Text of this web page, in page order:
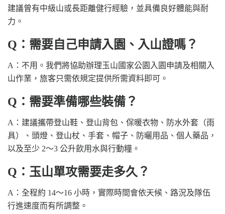
建議曾有中級山或長距離健行經驗，並具備良好體能與耐
力。
Q：需要自己申請入園、入山證嗎？
A：不用。我們將協助辦理玉山國家公園入園申請及相關入
山作業，旅客只需依規定提供所需資料即可。
Q：需要準備哪些裝備？
A：建議攜帶登山鞋、登山背包、保暖衣物、防水外套（雨
具）、頭燈、登山杖、手套、帽子、防曬用品、個人藥品，
以及至少 2～3 公升飲用水與行動糧。
Q：玉山單攻需要走多久？
A：全程約 14～16 小時，實際時間會依天候、路況及隊伍
行進速度而有所調整。